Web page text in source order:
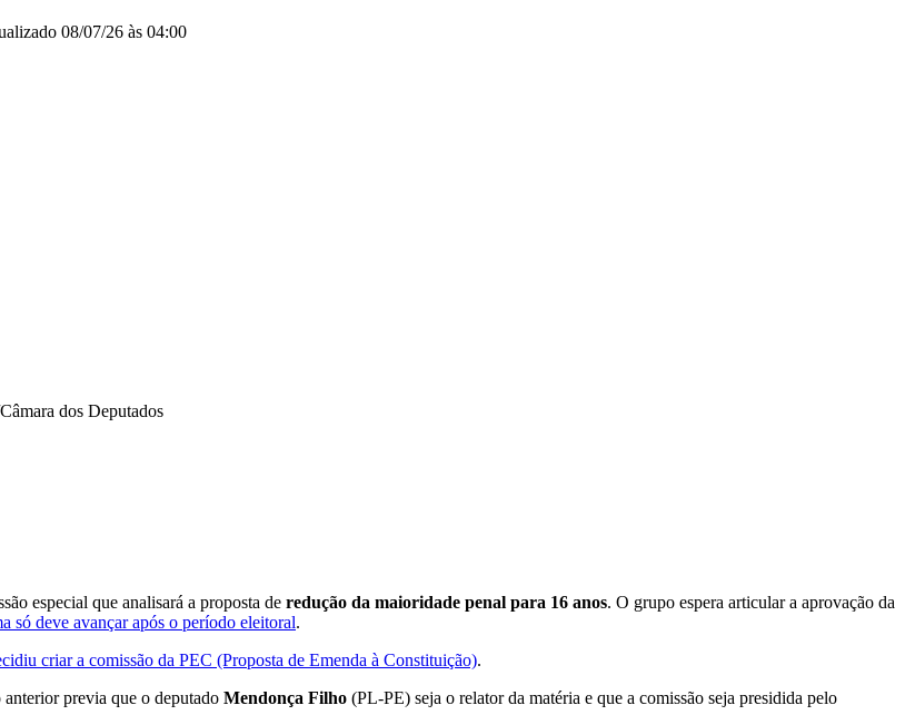
08/07/26 às 04:00
dos Deputados
especial que analisará a proposta de redução da maioridade penal para 16 anos. O grupo espera articular a aprovação da
só deve avançar após o período eleitoral.
criar a comissão da PEC (Proposta de Emenda à Constituição).
previa que o deputado Mendonça Filho (PL-PE) seja o relator da matéria e que a comissão seja presidida pelo